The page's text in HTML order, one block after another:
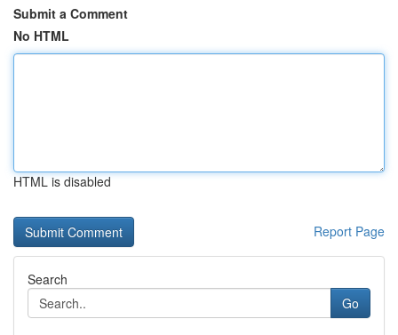
Submit a Comment
No HTML
HTML is disabled
Report Page
Search
Go